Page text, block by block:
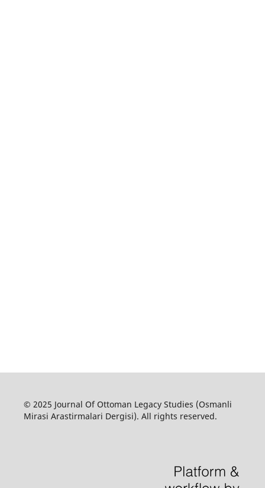
© 2025 Journal Of Ottoman Legacy Studies (Osmanli
Mirasi Arastirmalari Dergisi). All rights reserved.